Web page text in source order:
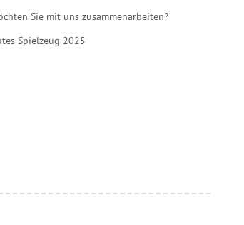
Sie mit uns zusammenarbeiten?
Spielzeug 2025